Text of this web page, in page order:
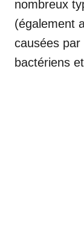
nombreux
(également
causées
bactériens